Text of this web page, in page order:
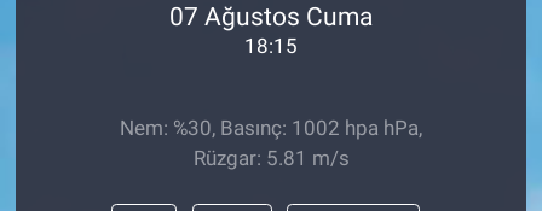
07 Ağustos Cuma
18:15
Nem: %30, Basınç: 1002 hpa hPa,
Rüzgar: 5.81 m/s